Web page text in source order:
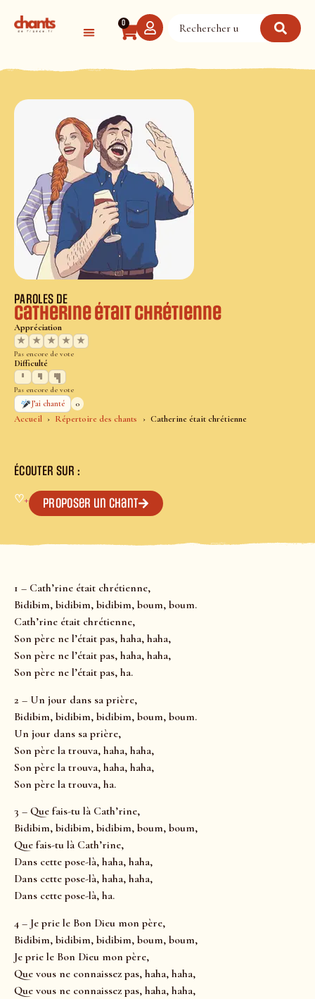
0
Accueil Répertoire des chants Catherine était chrétienne
PAROLES DE
Catherine était chrétienne
Appréciation
★
★ ★ ★ ★
Pas encore de vote
Difficulté
Pas encore de vote
J’ai chanté
0
ÉCOUTER SUR :
♡+ Proposer un chant
1 – Cath’rine était chrétienne,
Bidibim, bidibim, bidibim, boum, boum.
Cath’rine était chrétienne,
Son père ne l’était pas, haha, haha,
Son père ne l’était pas, haha, haha,
Son père ne l’était pas, ha.
2 – Un jour dans sa prière,
Bidibim, bidibim, bidibim, boum, boum.
Un jour dans sa prière,
Son père la trouva, haha, haha,
Son père la trouva, haha, haha,
Son père la trouva, ha.
3 – Que fais-tu là Cath’rine,
Bidibim, bidibim, bidibim, boum, boum,
Que fais-tu là Cath’rine,
Dans cette pose-là, haha, haha,
Dans cette pose-là, haha, haha,
Dans cette pose-là, ha.
4 – Je prie le Bon Dieu mon père,
Bidibim, bidibim, bidibim, boum, boum,
Je prie le Bon Dieu mon père,
Que vous ne connaissez pas, haha, haha,
Que vous ne connaissez pas, haha, haha,